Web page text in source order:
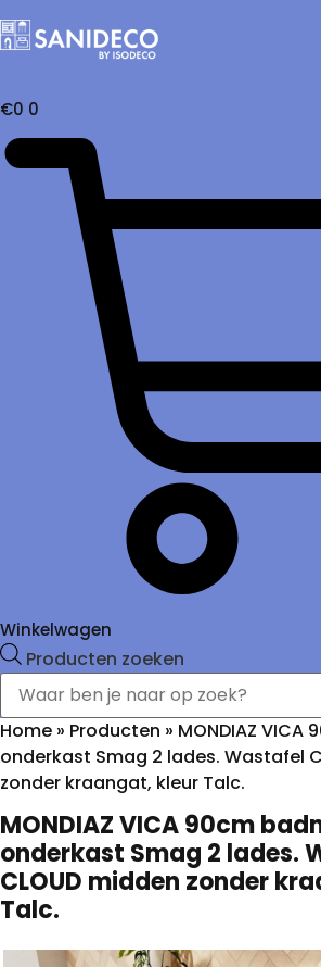
€0 0
Winkelwagen
Producten zoeken
Home » Producten » MONDIAZ
onderkast Smag 2 lades. Wastafel
zonder kraangat, kleur Talc.
MONDIAZ VICA 90cm
onderkast Smag 2 lades.
CLOUD midden zonder
Talc.